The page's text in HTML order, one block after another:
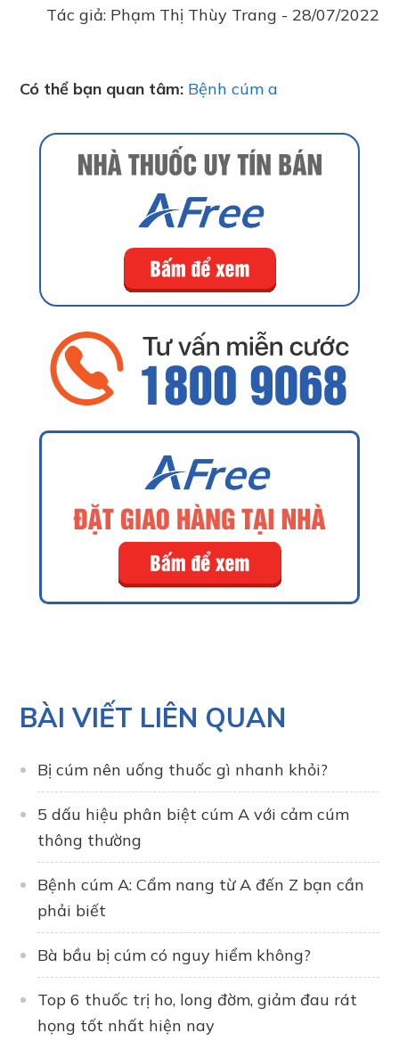
Tác giả: Phạm Thị Thùy Trang - 28/07/2022
Có thể bạn quan tâm: Bệnh cúm a
BÀI VIẾT LIÊN QUAN
Bị cúm nên uống thuốc gì nhanh khỏi?
5 dấu hiệu phân biệt cúm A với cảm cúm
thông thường
Bệnh cúm A: Cẩm nang từ A đến Z bạn cần
phải biết
Bà bầu bị cúm có nguy hiểm không?
Top 6 thuốc trị ho, long đờm, giảm đau rát
họng tốt nhất hiện nay